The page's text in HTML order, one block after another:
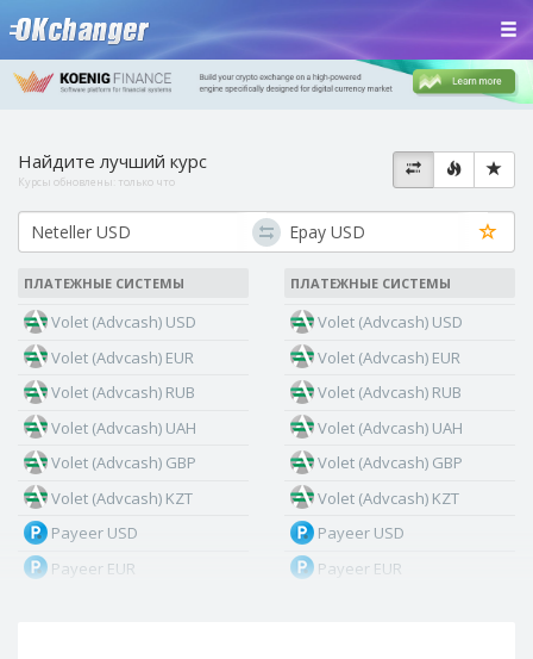
Найдите лучший курс
Курсы обновлены: только что
ПЛАТЕЖНЫЕ СИСТЕМЫ
Volet (Advcash) USD
Volet (Advcash) EUR
Volet (Advcash) RUB
Volet (Advcash) UAH
Volet (Advcash) GBP
Volet (Advcash) KZT
Payeer USD
Payeer EUR
ПЛАТЕЖНЫЕ СИСТЕМЫ
Volet (Advcash) USD
Volet (Advcash) EUR
Volet (Advcash) RUB
Volet (Advcash) UAH
Volet (Advcash) GBP
Volet (Advcash) KZT
Payeer USD
Payeer EUR